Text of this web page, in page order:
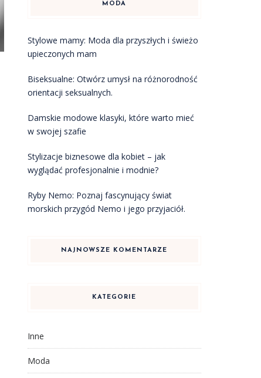
MODA
Stylowe mamy: Moda dla przyszłych i świeżo
upieczonych mam
Biseksualne: Otwórz umysł na różnorodność
orientacji seksualnych.
Damskie modowe klasyki, które warto mieć
w swojej szafie
Stylizacje biznesowe dla kobiet – jak
wyglądać profesjonalnie i modnie?
Ryby Nemo: Poznaj fascynujący świat
morskich przygód Nemo i jego przyjaciół.
NAJNOWSZE KOMENTARZE
KATEGORIE
Inne
Moda